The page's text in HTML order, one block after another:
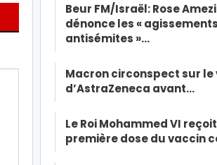
Beur FM/Israël: Rose
dénonce les « agissements
antisémites »…
Macron circonspect sur le
d’AstraZeneca avant…
Le Roi Mohammed VI
première dose du vaccin